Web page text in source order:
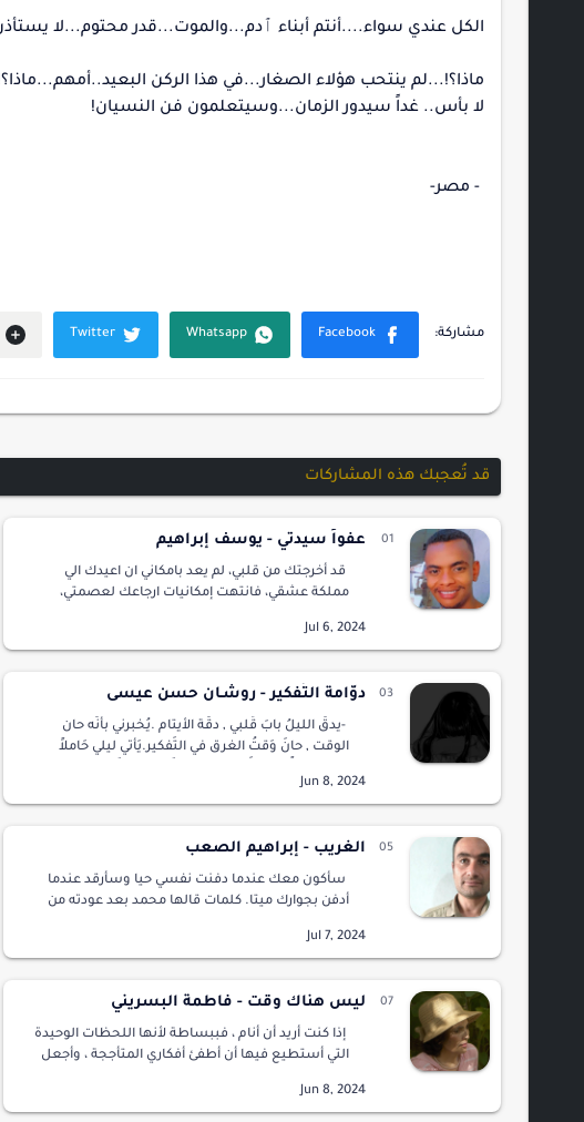
الكل عندي سواء....أنتم أبناء ٱدم...والموت...قدر محتوم...لا
ماذا؟!...لم ينتحب هؤلاء الصغار...في هذا الركن
لا بأس.. غداً سيدور الزمان...وسيتعلمون فن النسيان!
- مصر-
قد تُعجبك هذه المشاركات
عفواً سيدتي - يوسف إبراهيم
قد أخرجتك من قلبي، لم يعد بامكاني ان اعيدك الي
مملكة عشقي، فانتهت إمكانيات ارجاعك لعصمتي،
فستظلين تلك الجاني التي قتلت كل المشاعر ا…
دوّامة التَفكير - روشـان حسن عيسى
-يدقُّ الليلُ بابَ قَلبي , دقّة الأَيتام .يُخبرني بأنّه حان
الوقت , حانَ وَقتُ الغرق في التَفكير.يَأتي ليلي حَاملاً
المُرتعش.أنهَ…
الغريب - إبراهيم الصعب
سأكون معك عندما دفنت نفسي حيا وسأرقد عندما
أدفن بجوارك ميتا. كلمات قالها محمد بعد عودته من
التي اشترك الجميع بقتلها ونسوا أم…
ليس هناك وقت - فاطمة البسريني
إذا كنت أريد أن أنام ، فببساطة لأنها اللحظات الوحيدة
التي أستطيع فيها أن أطفئ أفكاري المتأججة ، وأجعل
يضيع مني ، الوقت يخيفني …